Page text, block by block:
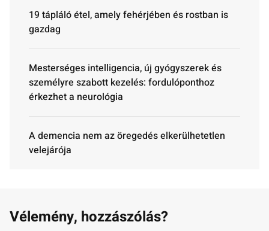
19 tápláló étel, amely fehérjében és rostban is
gazdag
Mesterséges intelligencia, új gyógyszerek és
személyre szabott kezelés: fordulóponthoz
érkezhet a neurológia
A demencia nem az öregedés elkerülhetetlen
velejárója
Vélemény, hozzászólás?